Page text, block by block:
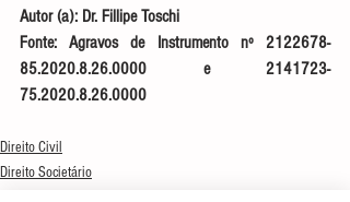
Autor (a): Dr. Fillipe Toschi
Fonte: Agravos de Instrumento nº 2122678-
85.2020.8.26.0000 e 2141723-
75.2020.8.26.0000
Direito Civil
Direito Societário